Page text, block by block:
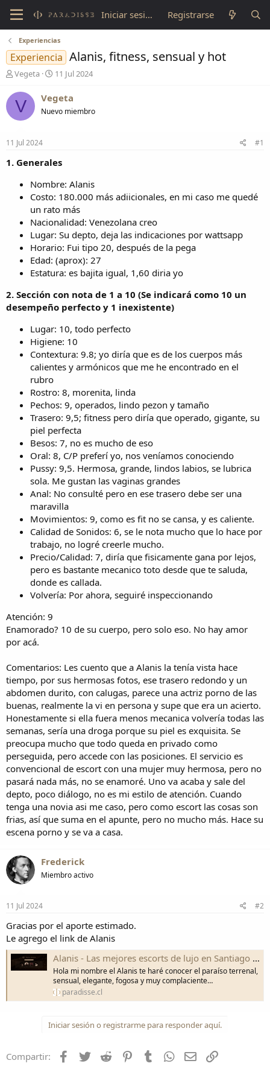
Iniciar sesión Registrarse
Experiencias
Experiencia Alanis, fitness, sensual y hot
A
t
o
r
e
m
Vegeta
F
c
h
a
n
c
o
11 Jul 2024
V Vegeta
Nuevo miembro
11 Jul 2024 #1
1. Generales
Nombre: Alanis
Costo: 180.000 más adiicionales, en mi caso me quedé
un rato más
Nacionalidad: Venezolana creo
Lugar: Su depto, deja las indicaciones por wattsapp
Horario: Fui tipo 20, después de la pega
Edad: (aprox): 27
Estatura: es bajita igual, 1,60 diria yo
2. Sección con nota de 1 a 10 (Se indicará como 10 un
desempeño perfecto y 1 inexistente)
Lugar: 10, todo perfecto
Higiene: 10
Contextura: 9.8; yo diría que es de los cuerpos más
calientes y armónicos que me he encontrado en el
rubro
Rostro: 8, morenita, linda
Pechos: 9, operados, lindo pezon y tamaño
Trasero: 9,5; fitness pero diría que operado, gigante, su
piel perfecta
Besos: 7, no es mucho de eso
Oral: 8, C/P preferí yo, nos veníamos conociendo
Pussy: 9,5. Hermosa, grande, lindos labios, se lubrica
sola. Me gustan las vaginas grandes
Anal: No consulté pero en ese trasero debe ser una
maravilla
Movimientos: 9, como es fit no se cansa, y es caliente.
Calidad de Sonidos: 6, se le nota mucho que lo hace por
trabajo, no logré creerle mucho.
Precio/Calidad: 7, diría que fisicamente gana por lejos,
pero es bastante mecanico toto desde que te saluda,
donde es callada.
Volvería: Por ahora, seguiré inspeccionando
Atención: 9
Enamorado? 10 de su cuerpo, pero solo eso. No hay amor
por acá.
Comentarios: Les cuento que a Alanis la tenía vista hace
tiempo, por sus hermosas fotos, ese trasero redondo y un
abdomen durito, con calugas, parece una actriz porno de las
buenas, realmente la vi en persona y supe que era un acierto.
Honestamente si ella fuera menos mecanica volvería todas las
semanas, sería una droga porque su piel es exquisita. Se
preocupa mucho que todo queda en privado como
perseguida, pero accede con las posiciones. El servicio es
convencional de escort con una mujer muy hermosa, pero no
pasará nada más, no se enamoré. Uno va acaba y sale del
depto, poco diálogo, no es mi estilo de atención. Cuando
tenga una novia asi me caso, pero como escort las cosas son
frias, así que suma en el apunte, pero no mucho más. Hace su
escena porno y se va a casa.
Frederick
Miembro activo
11 Jul 2024 #2
Gracias por el aporte estimado.
Le agrego el link de Alanis
Alanis - Las mejores escorts de lujo en Santiago de Chile
Hola mi nombre el Alanis te haré conocer el paraíso terrenal,
sensual, elegante, fogosa y muy complaciente…
paradisse.cl
Iniciar sesión o registrarme para responder aquí.
Compartir: Facebook
Twitter Reddit PinterestTumblrWhatsAppCorreo